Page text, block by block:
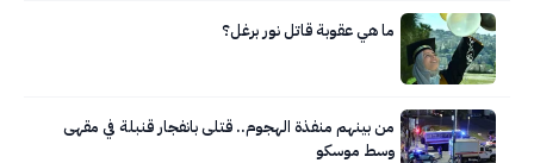
ما هي عقوبة قاتل نور برغل؟
من بينهم منفذة الهجوم.. قتلى بانفجار قنبلة في مقهى
وسط موسكو